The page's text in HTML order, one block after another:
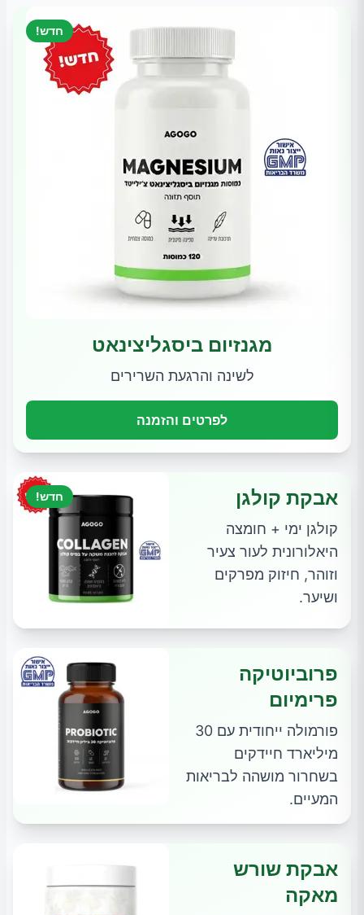
חדש!
מגנזיום ביסגליצינאט
לשינה והרגעת השרירים
לפרטים והזמנה
חדש! אבקת קולגן
קולגן ימי + חומצה
היאלורונית לעור צעיר
וזוהר, חיזוק מפרקים
ושיער.
פרוביוטיקה
פרימיום
פורמולה ייחודית עם 30
מיליארד חיידקים
בשחרור מושהה לבריאות
המעיים.
אבקת שורש
מאקה